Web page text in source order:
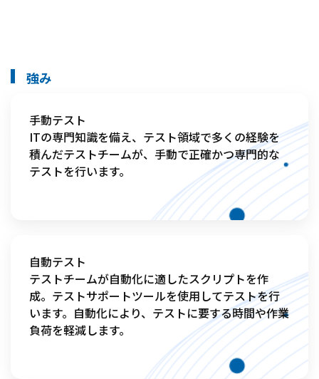
強み
手動テスト
ITの専門知識を備え、テスト領域で多くの経験を
積んだテストチームが、手動で正確かつ専門的な
テストを行います。
自動テスト
テストチームが自動化に適したスクリプトを作
成。テストサポートツールを使用してテストを行
います。自動化により、テストに要する時間や作業
負荷を軽減します。